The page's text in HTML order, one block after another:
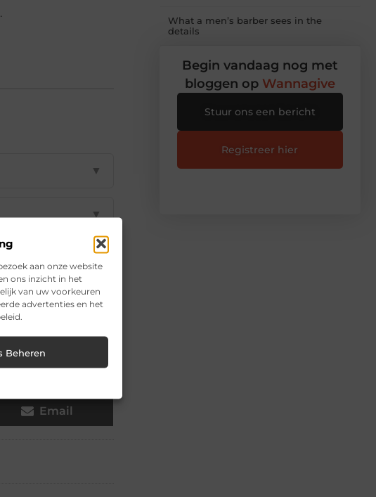
aan onze website
ons inzicht in het
van uw voorkeuren
advertenties en het
Beheren
▼
▼
▼
▼
Email
What a men’s barber sees in the
details
Begin vandaag nog met
bloggen op Wannagive
Stuur ons een bericht
Registreer hier